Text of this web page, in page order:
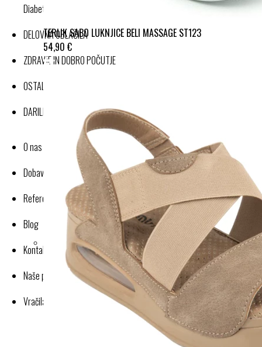
TERLIK SABO LUKNJICE BELI MASSAGE ST123
54,90 €
Diabetes
DELOVNA OBLAČILA
ZDRAVJE IN DOBRO POČUTJE
OSTALI IZDELKI
DARILNI BONI
O nas
Dobavitelji-proizvajalci
Reference
Blog
Kontakt
Naše poslovanje
Vračila in reklamacije